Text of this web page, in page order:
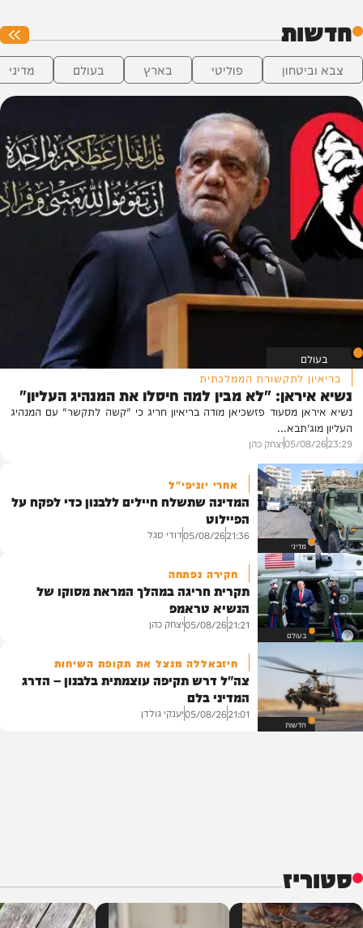
חדשות
צבא וביטחון פוליטי בארץ בעולם מדיני
מדיני
אחרי יוניפי"ל
המדינה שתשלח חיילים ללבנון כדי לפקח על
הפיילוט
21:36
05/08/26דודי סגל
בעולם
חקירה נפתחה
תקרית חריגה במהלך המראת מסוקו של
הנשיא טראמפ
21:21
05/08/26יצחק כהן
חדשות
חיזבאללה מנצל את תקופת השיחות
צה"ל דרש תקיפה עוצמתית בלבנון – הדרג
המדיני בלם
21:01
05/08/26יענקי גולדן
בעולם
בריאיון לתקשורת הממלכתית
נשיא איראן: "לא מבין למה חיסלו את המנהיג העליון"
נשיא איראן מסעוד פזשכיאן מודה בריאיון חריג כי "קשה לתקשר" עם המנהיג
העליון מוג'תבא...
23:29
05/08/26יצחק כהן
סטוריז